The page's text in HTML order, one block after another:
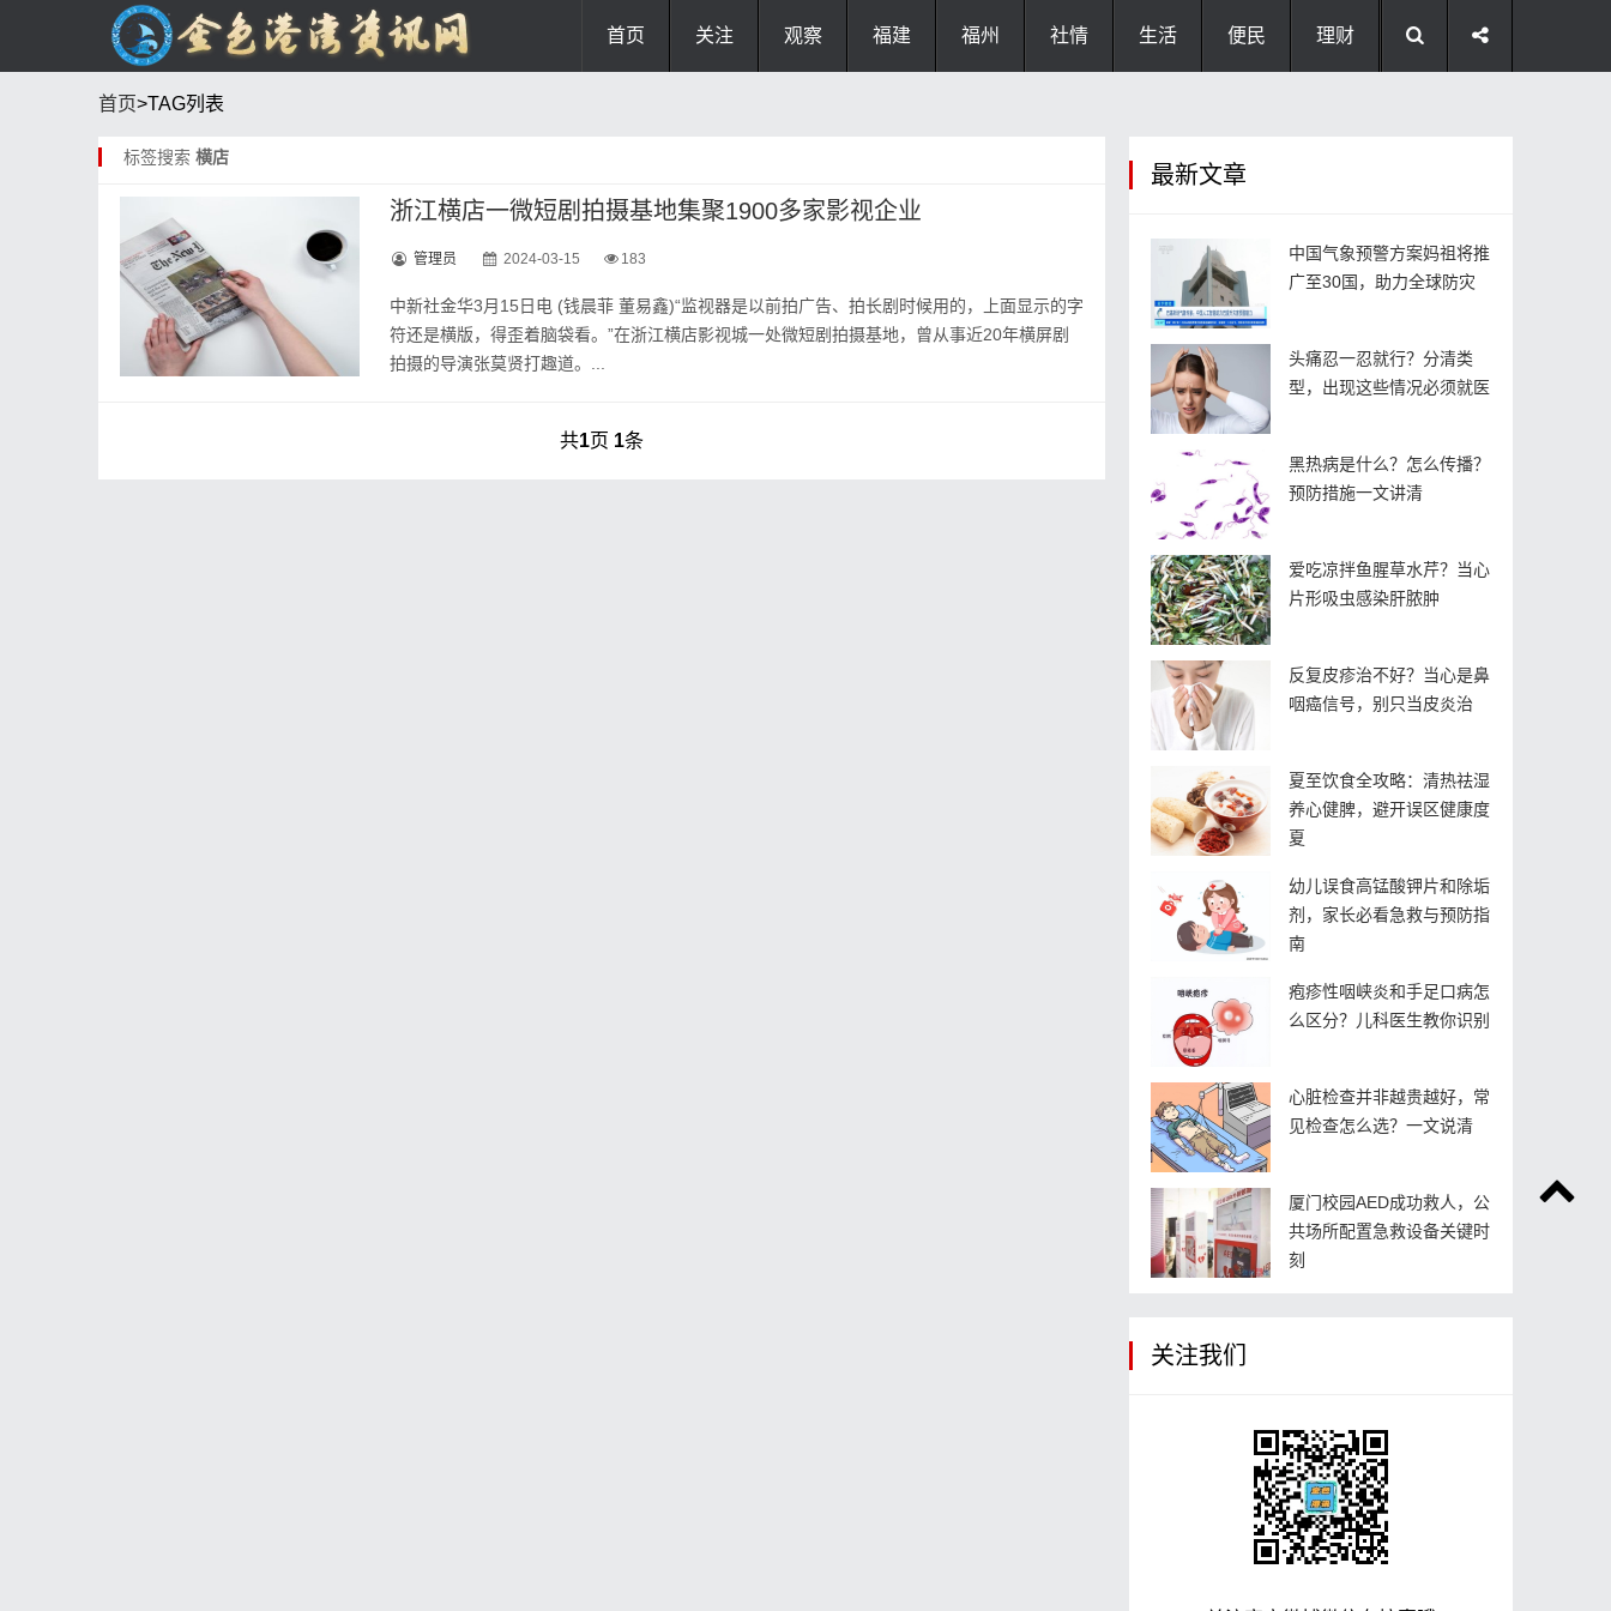
首页 关注 观察 福建 福州 社情 生活 便民 理财
首页>TAG列表
标签搜索 横店
浙江横店一微短剧拍摄基地集聚1900多家影视企业
管理员 2024-03-15 183
中新社金华3月15日电 (钱晨菲 董易鑫)“监视器是以前拍广告、拍长剧时候用的，上面显示的字
符还是横版，得歪着脑袋看。”在浙江横店影视城一处微短剧拍摄基地，曾从事近20年横屏剧
拍摄的导演张莫贤打趣道。...
共1页 1条
最新文章
中国气象预警方案妈祖将推
广至30国，助力全球防灾
头痛忍一忍就行？分清类
型，出现这些情况必须就医
黑热病是什么？怎么传播？
预防措施一文讲清
爱吃凉拌鱼腥草水芹？当心
片形吸虫感染肝脓肿
反复皮疹治不好？当心是鼻
咽癌信号，别只当皮炎治
夏至饮食全攻略：清热祛湿
养心健脾，避开误区健康度
夏
幼儿误食高锰酸钾片和除垢
剂，家长必看急救与预防指
南
疱疹性咽峡炎和手足口病怎
么区分？儿科医生教你识别
心脏检查并非越贵越好，常
见检查怎么选？一文说清
厦门校园AED成功救人，公
共场所配置急救设备关键时
刻
关注我们